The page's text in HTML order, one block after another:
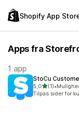
Shopify App
Apps fra
1 app
StoCu
5,0ud af 5
(1)
1 anmeldelser i
•
Tilpas sider for